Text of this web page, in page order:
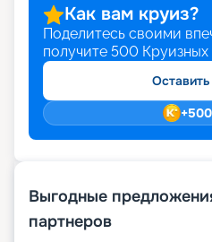
Как вам круиз?
Поделитесь своими
получите 500
+500
Выгодные
партнеров